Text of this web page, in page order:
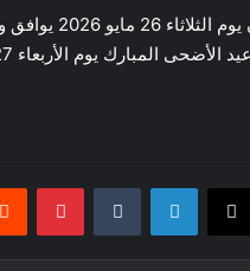
و بذلك أكد
المبارك يوم الأربعاء 27 مايو 2026.
‫X لينكدإن